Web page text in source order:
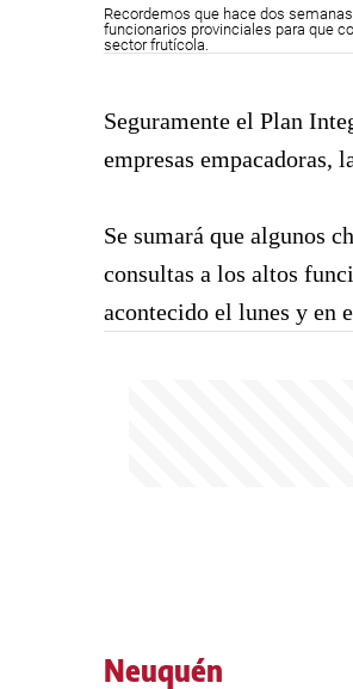
Recordemos que hace dos
funcionarios provinciales para que
sector frutícola.
Seguramente el Plan
empresas empacadoras,
Se sumará que algunos
consultas a los altos
acontecido el lunes y en
Neuquén